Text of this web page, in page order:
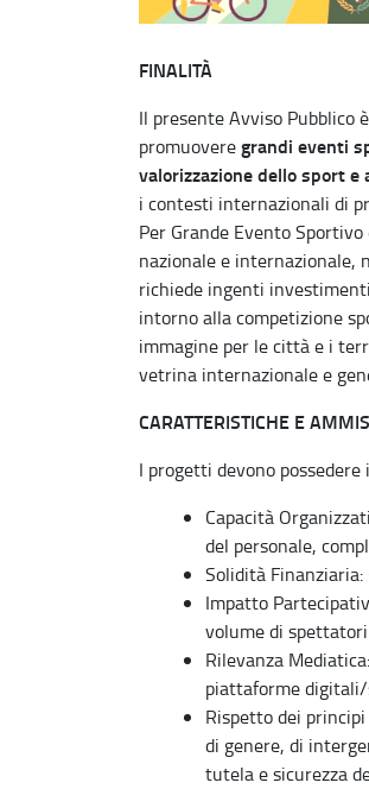
FINALITÀ
Il presente Avviso Pubblico
promuoveregrandi eventi
valorizzazione dello sport
i contesti internazionali di
Per Grande Evento
nazionale e internazionale,
richiede ingenti
intorno alla competizione
immagine per le città e i
vetrina internazionale e
CARATTERISTICHE E
I progetti devono
Capacità
del personale,
Solidità
Impatto
volume di
Rilevanza
piattaforme
Rispetto dei
di genere, di
tutela e sicurezza